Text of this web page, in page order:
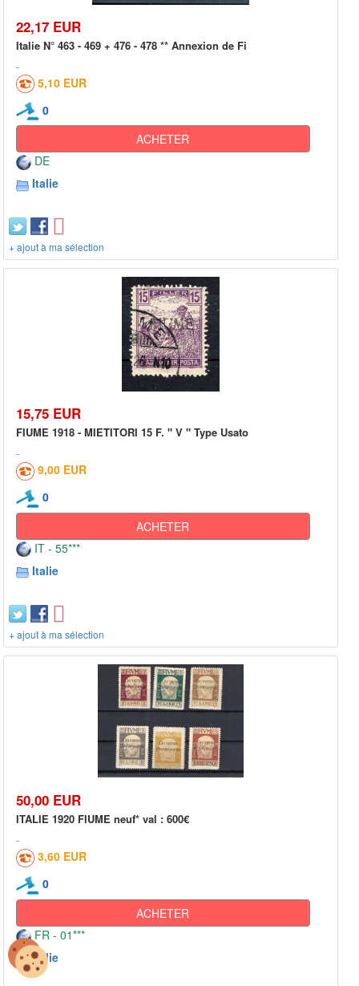
22,17 EUR
Italie N° 463 - 469 + 476 - 478 ** Annexion de Fi
5,10 EUR
0
ACHETER
DE
Italie
+ ajout à ma sélection
15,75 EUR
FIUME 1918 - MIETITORI 15 F. " V " Type Usato
9,00 EUR
0
ACHETER
IT - 55***
Italie
+ ajout à ma sélection
50,00 EUR
ITALIE 1920 FIUME neuf* val : 600€
3,60 EUR
0
ACHETER
FR - 01***
Italie